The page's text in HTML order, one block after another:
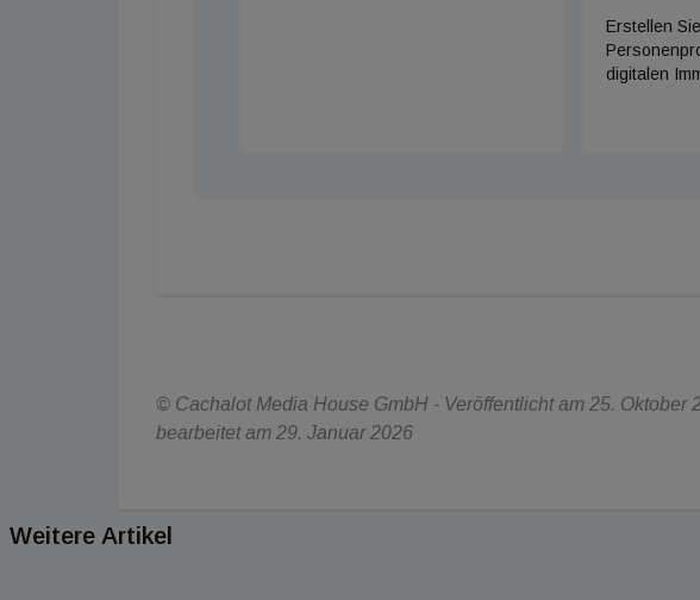
Erstellen
digitalen
© Cachalot Media House GmbH - Veröffentlicht am 25. Oktober
bearbeitet am 29. Januar 2026
Weitere Artikel